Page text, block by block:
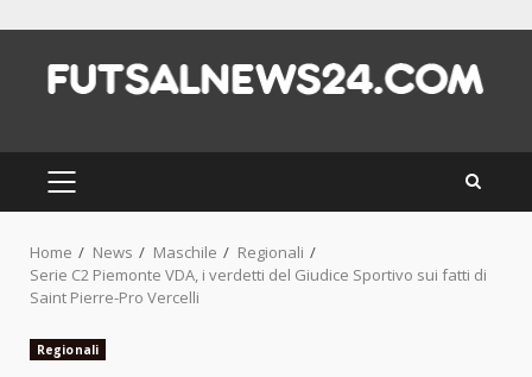
content
PRIMARY
MENU
Home News Maschile
Regionali
Serie C2 Piemonte VDA, i verdetti del Giudice Sportivo sui fatti di
Saint Pierre-Pro Vercelli
Regionali